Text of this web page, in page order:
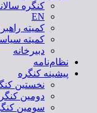
کنگره
EN
کمیته
کمیته
دبیرخانه
نظام‌نامه
پیشینه کنگره
نخستین
دومین
سومین